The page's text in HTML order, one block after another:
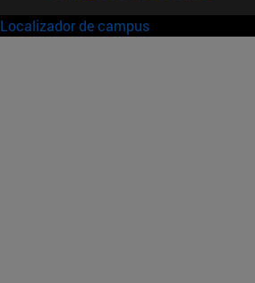
Localizador de campus